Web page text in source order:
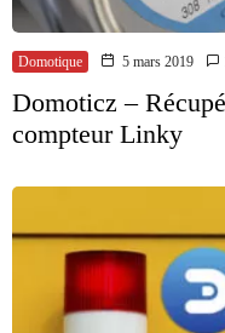
Domotique 5 mars 2019
Domoticz –
compteur Linky